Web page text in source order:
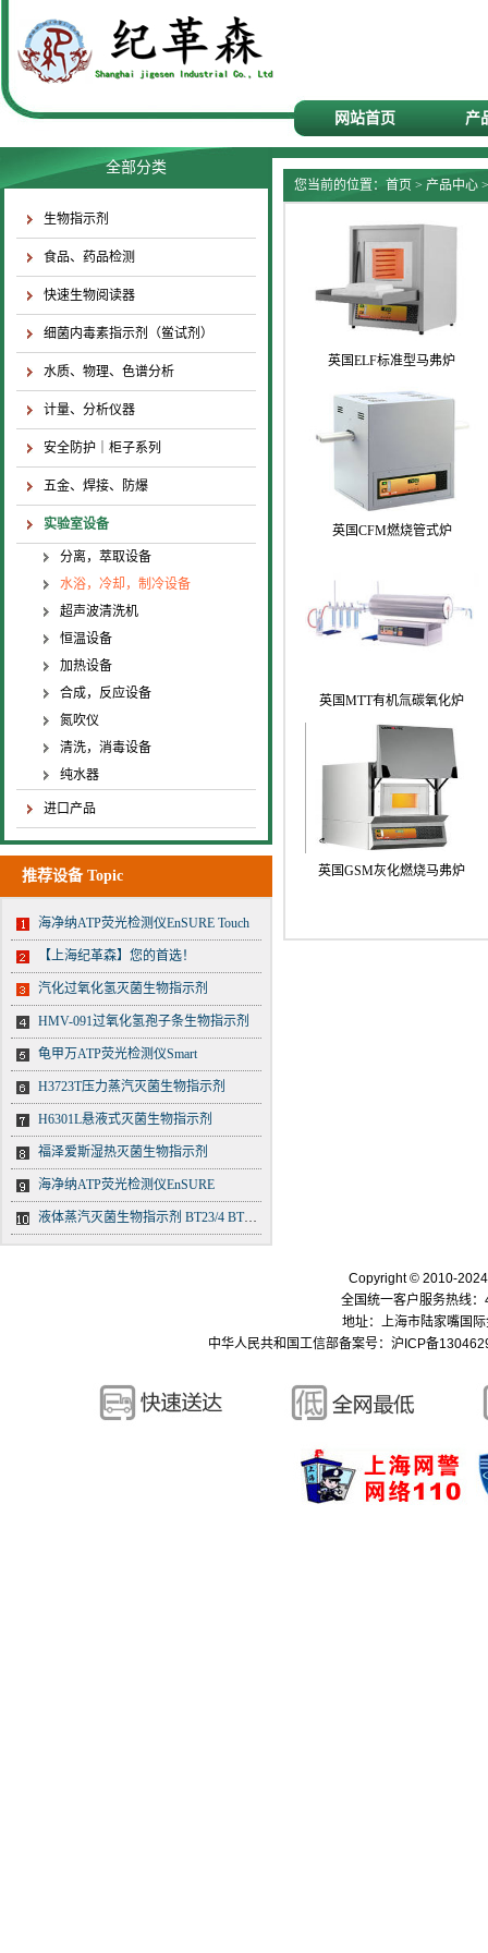
网站首页 产
全部分类
生物指示剂
食品、药品检测
快速生物阅读器
细菌内毒素指示剂（鲎试剂）
水质、物理、色谱分析
计量、分析仪器
安全防护｜柜子系列
五金、焊接、防爆
实验室设备
分离，萃取设备
水浴，冷却，制冷设备
超声波清洗机
恒温设备
加热设备
合成，反应设备
氮吹仪
清洗，消毒设备
纯水器
进口产品
推荐设备 Topic
海净纳ATP荧光检测仪EnSURE Touch
【上海纪革森】您的首选！
汽化过氧化氢灭菌生物指示剂
HMV-091过氧化氢孢子条生物指示剂
龟甲万ATP荧光检测仪Smart
H3723T压力蒸汽灭菌生物指示剂
H6301L悬液式灭菌生物指示剂
福泽爱斯湿热灭菌生物指示剂
海净纳ATP荧光检测仪EnSURE
液体蒸汽灭菌生物指示剂 BT23/4 BT23/5 BT23/6
您当前的位置： 首页 > 产品中心
英国ELF标准型马弗炉
英国CFM燃烧管式炉
英国MTT有机氚碳氧化炉
英国GSM灰化燃烧马弗炉
Copyright © 2010-
全国统一客户服务热线
地址：上海市陆家嘴国
中华人民共和国工信部备案号： 沪ICP备